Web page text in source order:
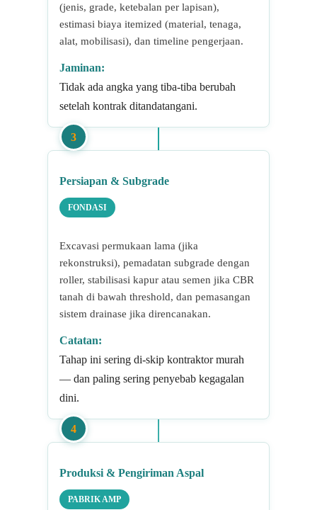
(jenis, grade, ketebalan per lapisan),
estimasi biaya itemized (material, tenaga,
alat, mobilisasi), dan timeline pengerjaan.
Jaminan:
Tidak ada angka yang tiba-tiba berubah
setelah kontrak ditandatangani.
3
Persiapan & Subgrade
FONDASI
Excavasi permukaan lama (jika
rekonstruksi), pemadatan subgrade dengan
roller, stabilisasi kapur atau semen jika CBR
tanah di bawah threshold, dan pemasangan
sistem drainase jika direncanakan.
Catatan:
Tahap ini sering di-skip kontraktor murah
— dan paling sering penyebab kegagalan
dini.
4
Produksi & Pengiriman Aspal
PABRIK AMP